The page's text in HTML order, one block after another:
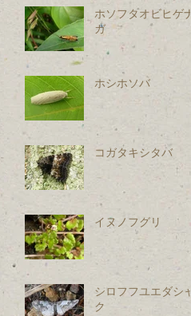
ホソフタオビヒゲナ
ガ
ホシホソバ
コガタキシタバ
イヌノフグリ
シロフフユエダシャ
ク